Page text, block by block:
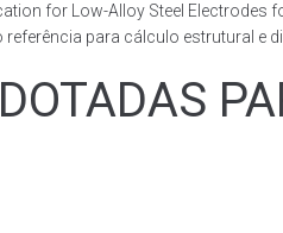
for Low-Alloy Steel
para cálculo estrutural e